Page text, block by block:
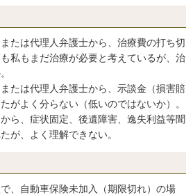
たは代理人弁護士から、治療費の打ち切
私もまだ治療が必要と考えているが、治
たは代理人弁護士から、示談金（損害賠
がよく分らない（低いのではないか）。
ら、症状固定、後遺障害、逸失利益等聞
が、よく理解できない。
、自動車保険未加入（期限切れ）の場